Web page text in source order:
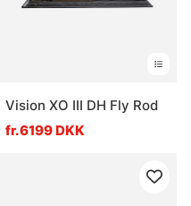
Vision XO III DH Fly Rod
fr.6199 DKK